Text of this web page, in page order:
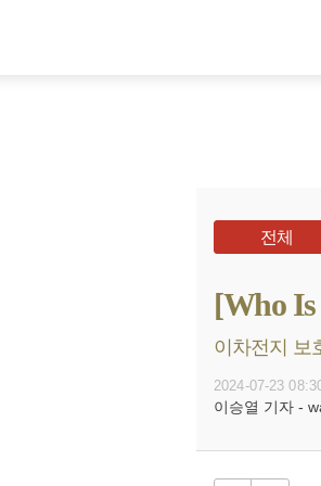
전체
[Who
이차전지 보
2024-07-23
이승열 기자 -